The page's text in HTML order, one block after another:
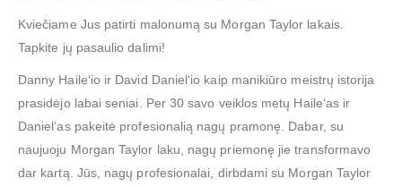
Kviečiame Jus patirti malonumą su Morgan Taylor lakais.
Tapkite jų pasaulio dalimi!
Danny Haile‘io ir David Daniel‘io kaip manikiūro meistrų istorija
prasidėjo labai seniai. Per 30 savo veiklos metų Haile‘as ir
Daniel‘as pakeitė profesionalią nagų pramonę. Dabar, su
naujuoju Morgan Taylor laku, nagų priemonę jie transformavo
dar kartą. Jūs, nagų profesionalai, dirbdami su Morgan Taylor